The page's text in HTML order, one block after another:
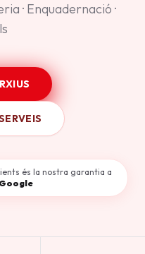
· Enquadernació ·
és la nostra garantia a
Google